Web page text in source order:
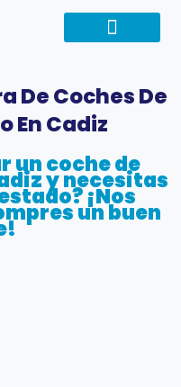
De Coches De
En Cadiz
un coche de
y necesitas
¡Nos
un buen